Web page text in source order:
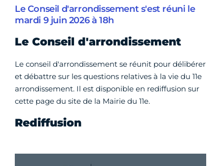
Le Conseil d'arrondissement s'est réuni le
mardi 9 juin 2026 à 18h
Le Conseil d'arrondissement
Le conseil d'arrondissement se réunit pour délibérer
et débattre sur les questions relatives à la vie du 11e
arrondissement. Il est disponible en rediffusion sur
cette page du site de la Mairie du 11e.
Rediffusion